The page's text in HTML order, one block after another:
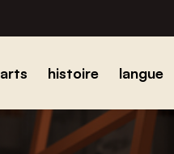
arts histoire langue